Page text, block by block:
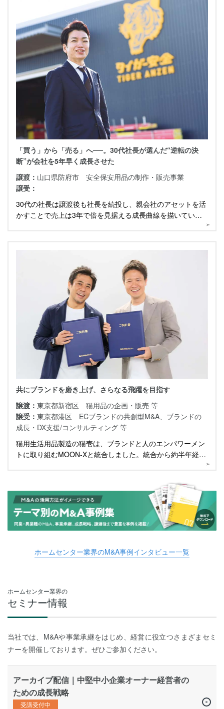
「買う」から「売る」へ──。30代社長が選んだ“逆転の決
断”が会社を5年早く成長させた
譲渡： 山口県防府市 安全保安用品の制作・販売事業
譲受：
30代の社長は譲渡後も社長を続投し、親会社のアセットを活
かすことで売上は3年で倍を見据える成長曲線を描いていま
共にブランドを磨き上げ、さらなる飛躍を目指す
譲渡： 東京都新宿区 猫用品の企画・販売 等
譲受： 東京都港区 ECブランドの共創型M&A、ブランドの
成長・DX支援/コンサルティング 等
猫用生活用品製造の猫壱は、ブランドと人のエンパワーメン
トに取り組むMOON-Xと統合しました。統合から約半年経っ
ホームセンター業界のM&A事例インタビュー一覧
ホームセンター業界の
セミナー情報
当社では、M&Aや事業承継をはじめ、経営に役立つさまざまセミ
ナーを開催しております。ぜひご参加ください。
アーカイブ配信｜中堅中小企業オーナー経営者の
ための成長戦略
受講受付中